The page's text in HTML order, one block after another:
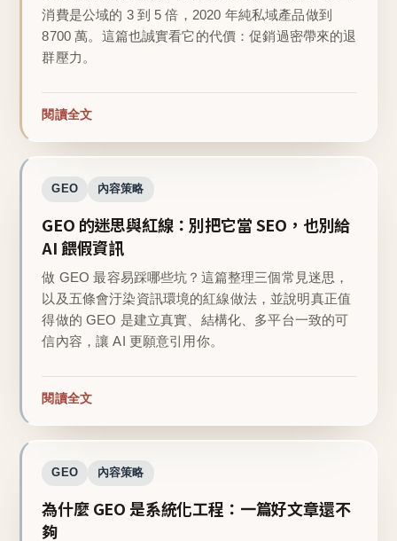
消費是公域的 3 到 5 倍，2020 年純私域產品做到
8700 萬。這篇也誠實看它的代價：促銷過密帶來的退
群壓力。
閱讀全文
GEO 內容策略
GEO 的迷思與紅線：別把它當 SEO，也別給
AI 餵假資訊
做 GEO 最容易踩哪些坑？這篇整理三個常見迷思，
以及五條會汙染資訊環境的紅線做法，並說明真正值
得做的 GEO 是建立真實、結構化、多平台一致的可
信內容，讓 AI 更願意引用你。
閱讀全文
GEO 內容策略
為什麼 GEO 是系統化工程：一篇好文章還不
夠